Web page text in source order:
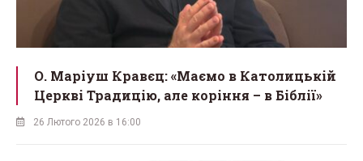
О. Маріуш Кравєц: «Маємо в Католицькій
Церкві Традицію, але коріння – в Біблії»
26 Лютого 2026 в 16:00